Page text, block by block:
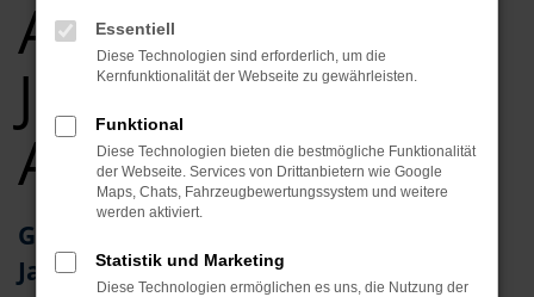
Augsburg
Jahreswagen Top
Angebote
Geld sparen in Augsburg? Ihr VW Golf
Jahreswagen wartet
Essentiell
Diese Technologien sind erforderlich, um die
Kernfunktionalität der Webseite zu gewährleisten.
Funktional
Diese Technologien bieten die bestmögliche Funktionalität
der Webseite. Services von Drittanbietern wie Google
Maps, Chats, Fahrzeugbewertungssystem und weitere
werden aktiviert.
Statistik und Marketing
Diese Technologien ermöglichen es uns, die Nutzung der